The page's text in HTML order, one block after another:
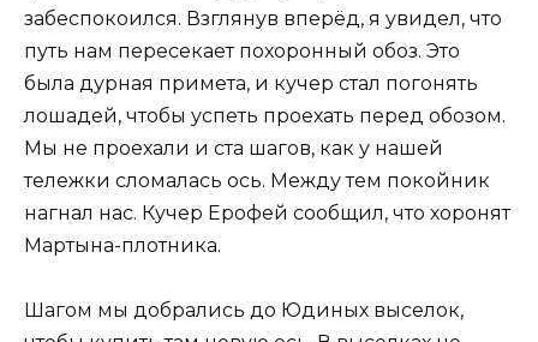
забеспокоился. Взглянув вперёд, я увидел, что
путь нам пересекает похоронный обоз. Это
была дурная примета, и кучер стал погонять
лошадей, чтобы успеть проехать перед обозом.
Мы не проехали и ста шагов, как у нашей
тележки сломалась ось. Между тем покойник
нагнал нас. Кучер Ерофей сообщил, что хоронят
Мартына-плотника.
Шагом мы добрались до Юдиных выселок,